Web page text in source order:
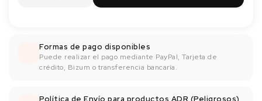
Formas de pago disponibles
Puede realizar el pago mediante PayPal, Tarjeta de
crédito, Bizum o transferencia bancaría.
Política de Envío para productos ADR (Peligrosos)